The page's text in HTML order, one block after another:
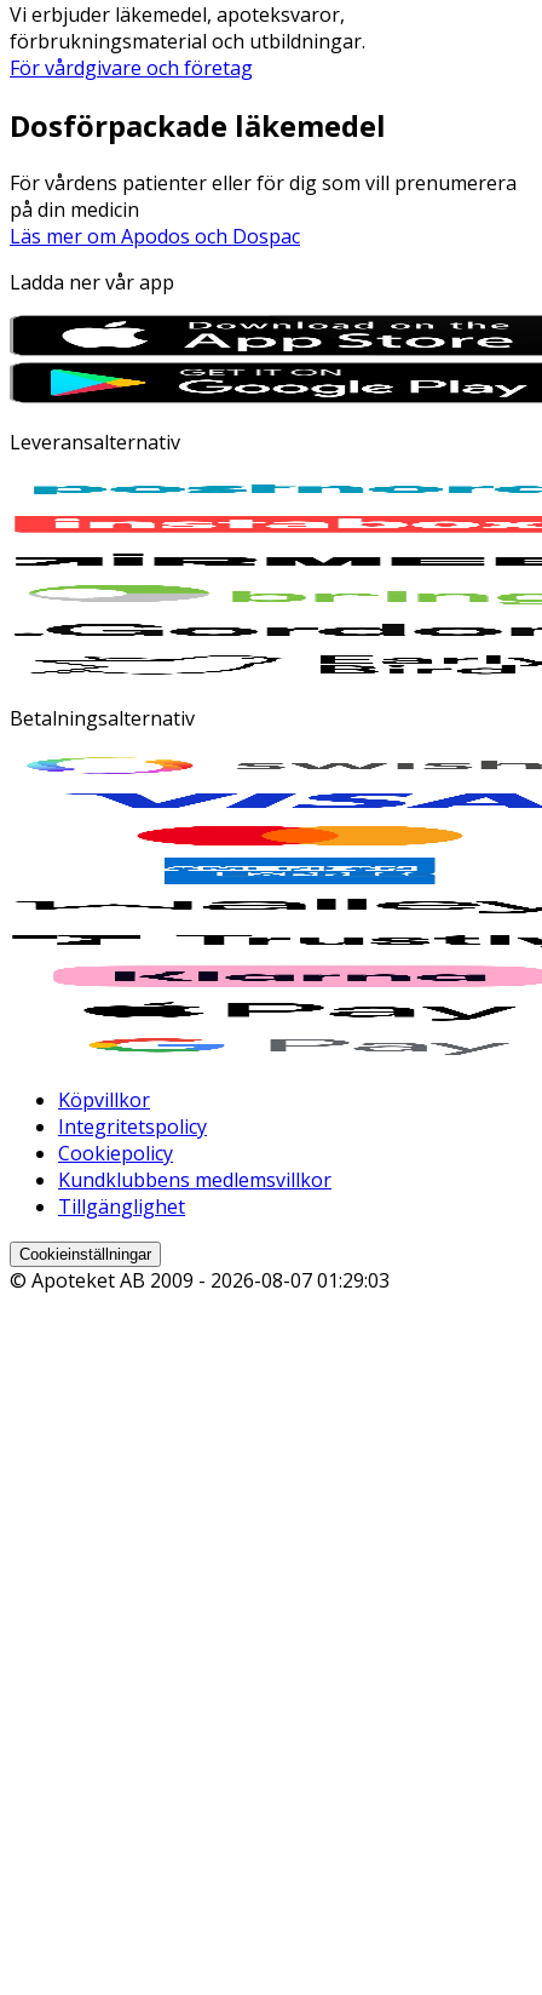
Vi erbjuder läkemedel, apoteksvaror,
förbrukningsmaterial och utbildningar.
För vårdgivare och företag
Dosförpackade läkemedel
För vårdens patienter eller för dig som vill prenumerera
på din medicin
Läs mer om Apodos och Dospac
Ladda ner vår app
Leveransalternativ
Betalningsalternativ
Köpvillkor
Integritetspolicy
Cookiepolicy
Kundklubbens medlemsvillkor
Tillgänglighet
Cookieinställningar
© Apoteket AB 2009 - 2026-08-07 01:29:03